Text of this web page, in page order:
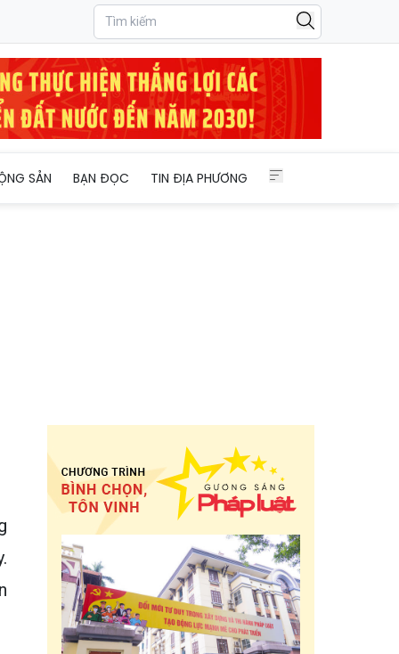
SẢN BẠN ĐỌC TIN ĐỊA PHƯƠNG